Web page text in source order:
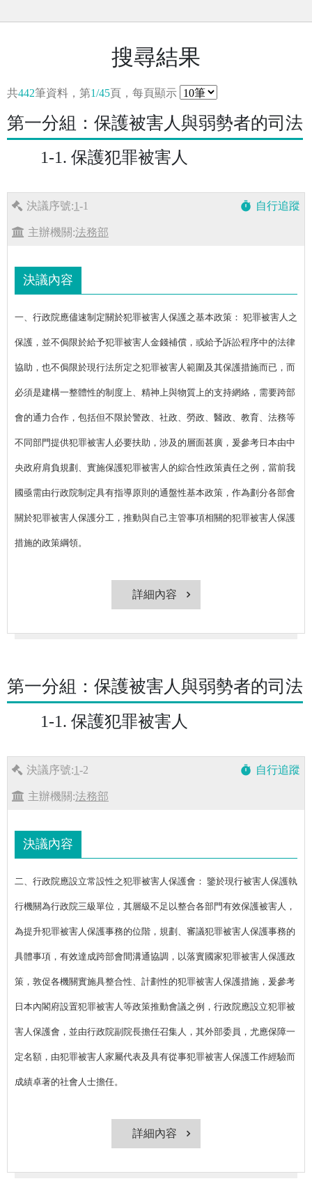
搜尋結果
共442筆資料，第1/45頁，每頁顯示
第一分組：保護被害人與弱勢者的司法
1-1. 保護犯罪被害人
決議序號:1-1 timer 自行追蹤
主辦機關:法務部
決議內容
一、行政院應儘速制定關於犯罪被害人保護之基本政策： 犯罪被害人之
保護，並不侷限於給予犯罪被害人金錢補償，或給予訴訟程序中的法律
協助，也不侷限於現行法所定之犯罪被害人範圍及其保護措施而已，而
必須是建構一整體性的制度上、精神上與物質上的支持網絡，需要跨部
會的通力合作，包括但不限於警政、社政、勞政、醫政、教育、法務等
不同部門提供犯罪被害人必要扶助，涉及的層面甚廣，爰參考日本由中
央政府肩負規劃、實施保護犯罪被害人的綜合性政策責任之例，當前我
國亟需由行政院制定具有指導原則的通盤性基本政策，作為劃分各部會
關於犯罪被害人保護分工，推動與自己主管事項相關的犯罪被害人保護
措施的政策綱領。
詳細內容
第一分組：保護被害人與弱勢者的司法
1-1. 保護犯罪被害人
決議序號:1-2 timer 自行追蹤
主辦機關:法務部
決議內容
二、行政院應設立常設性之犯罪被害人保護會： 鑒於現行被害人保護執
行機關為行政院三級單位，其層級不足以整合各部門有效保護被害人，
為提升犯罪被害人保護事務的位階，規劃、審議犯罪被害人保護事務的
具體事項，有效達成跨部會間溝通協調，以落實國家犯罪被害人保護政
策，敦促各機關實施具整合性、計劃性的犯罪被害人保護措施，爰參考
日本內閣府設置犯罪被害人等政策推動會議之例，行政院應設立犯罪被
害人保護會，並由行政院副院長擔任召集人，其外部委員，尤應保障一
定名額，由犯罪被害人家屬代表及具有從事犯罪被害人保護工作經驗而
成績卓著的社會人士擔任。
詳細內容